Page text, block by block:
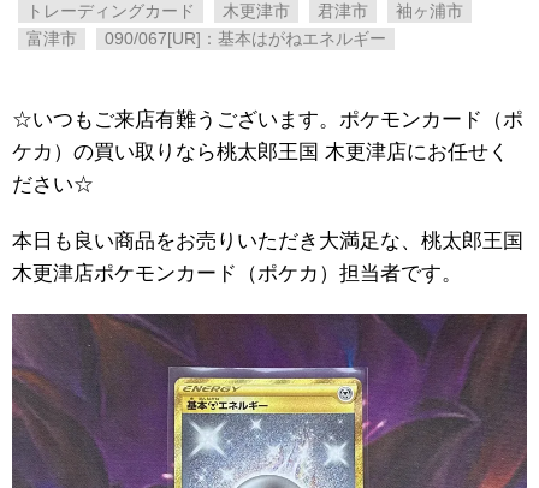
トレーディングカード
木更津市 君津市
袖ヶ浦市
富津市
090/067[UR]：基本はがねエネルギー
☆いつもご来店有難うございます。ポケモンカード（ポ
ケカ）の買い取りなら桃太郎王国 木更津店にお任せく
ださい☆
本日も良い商品をお売りいただき大満足な、桃太郎王国
木更津店ポケモンカード（ポケカ）担当者です。